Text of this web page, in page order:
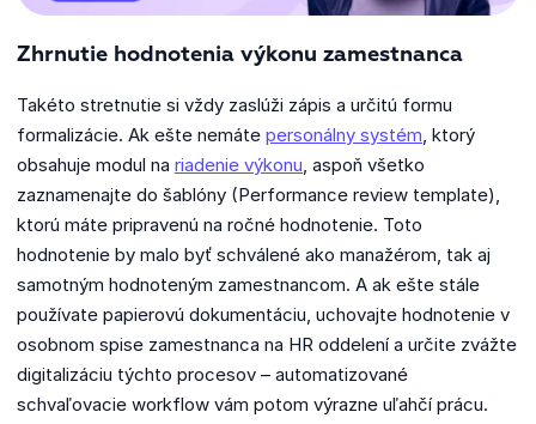
Zhrnutie hodnotenia výkonu zamestnanca
Takéto stretnutie si vždy zaslúži zápis a určitú formu
formalizácie. Ak ešte nemáte personálny systém, ktorý
obsahuje modul na riadenie výkonu, aspoň všetko
zaznamenajte do šablóny (Performance review template),
ktorú máte pripravenú na ročné hodnotenie. Toto
hodnotenie by malo byť schválené ako manažérom, tak aj
samotným hodnoteným zamestnancom. A ak ešte stále
používate papierovú dokumentáciu, uchovajte hodnotenie v
osobnom spise zamestnanca na HR oddelení a určite zvážte
digitalizáciu týchto procesov – automatizované
schvaľovacie workflow vám potom výrazne uľahčí prácu.